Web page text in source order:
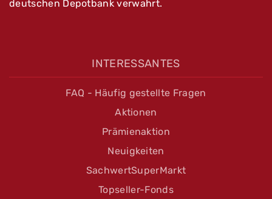
deutschen Depotbank verwahrt.
INTERESSANTES
FAQ - Häufig gestellte Fragen
Aktionen
Prämienaktion
Neuigkeiten
SachwertSuperMarkt
Topseller-Fonds